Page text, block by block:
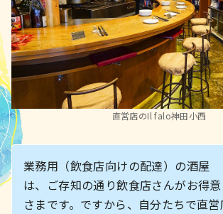
直営店のIl falo神田小西
業務用（飲食店向けの配達）の酒屋
は、ご存知の通り飲食店さんがお得意
さまです。ですから、自分たちで直